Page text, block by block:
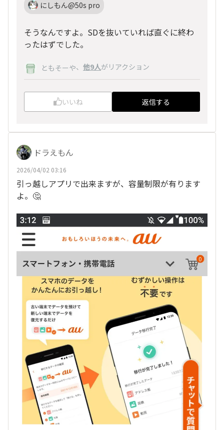
にしもん@50s pro
そうなんですよ。SDを抜いていれば直ぐに終わ
ったはずでした。
ともそーや、 他9人がリアクション
いいね 返信する
ドラえもん
2026/04/02 03:16
引っ越しアプリで出来ますが、容量制限が有ります
よ。🤔